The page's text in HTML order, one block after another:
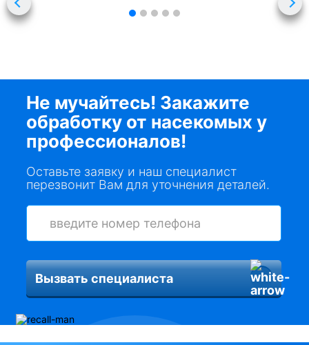
Не мучайтесь! Закажите
обработку от насекомых у
профессионалов!
Оставьте заявку и наш специалист
перезвонит Вам для уточнения деталей.
Вызвать специалиста